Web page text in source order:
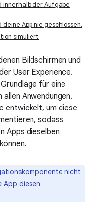
innerhalb der Aufgabe
App nie geschlossen.
simuliert
Bildschirmen und
User Experience.
für eine
Anwendungen.
entwickelt, um diese
sodass
Apps dieselben
nicht
App diesen